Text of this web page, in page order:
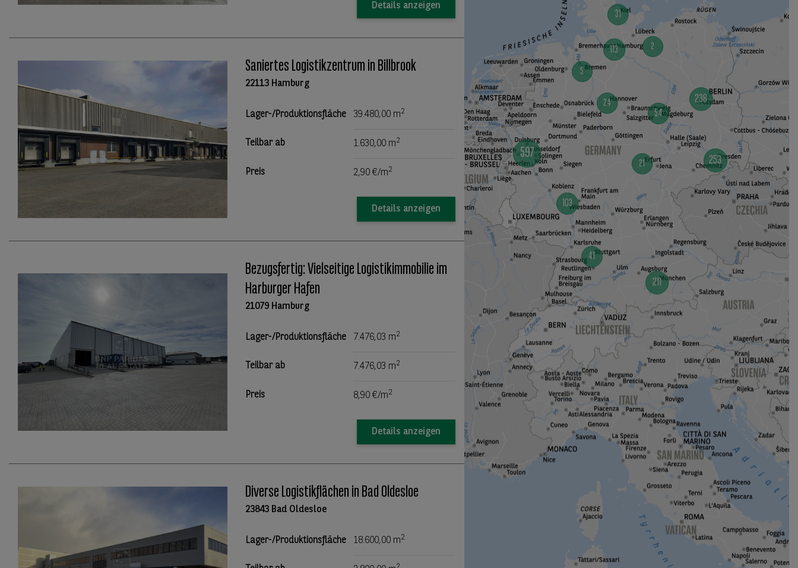
Details anzeigen
Saniertes Logistikzentrum in Billbrook
22113 Hamburg
Lager-/Produktionsfläche 39.480,00 m2
Teilbar ab 1.630,00 m2
Preis 2,90 €/m2
Details anzeigen
Bezugsfertig: Vielseitige Logistikimmobilie im
Harburger Hafen
21079 Hamburg
Lager-/Produktionsfläche 7.476,03 m2
Teilbar ab 7.476,03 m2
Preis 8,90 €/m2
Details anzeigen
Diverse Logistikflächen in Bad Oldesloe
23843 Bad Oldesloe
Lager-/Produktionsfläche 18.600,00 m2